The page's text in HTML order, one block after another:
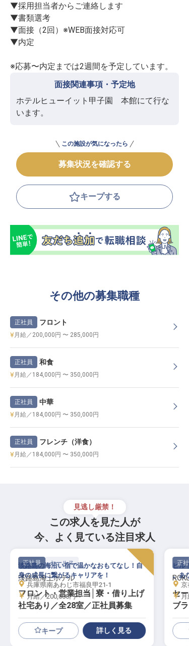
▼採用担当者からご連絡します
▼書類選考
▼面接（2回）※WEB面接対応可
▼内定
※応募〜内定までは2週間を予定しています。
面接関連事項・予定地
ホテルヒューイット甲子園　本館にて行な
います。
この施設が気になったら
募集状況を確認する
キープする
その他の募集職種
正社員 フロント
月給／200,000円 〜 285,000円
正社員 和食
月給／184,000円 〜 350,000円
正社員 中華
月給／184,000円 〜 350,000円
正社員 フレンチ（洋食）
月給／184,000円 〜 350,000円
見逃し厳禁！
この求人を見た人が
今、よく見ている注目求人
正社員 セールス
淡路島海上ホテル
フロント・営業担当│寮・借り上げ
社宅あり／全28室／正社員募集
淡路島の海沿い宿で温かなおもてなし！自
身の成長に繋がるキャリアを！
兵庫県南あわじ市福良甲21-1
月給／200,000円～
キープ 詳しく見る
正社
セ
ブ
実）
ヒル
。あ
京